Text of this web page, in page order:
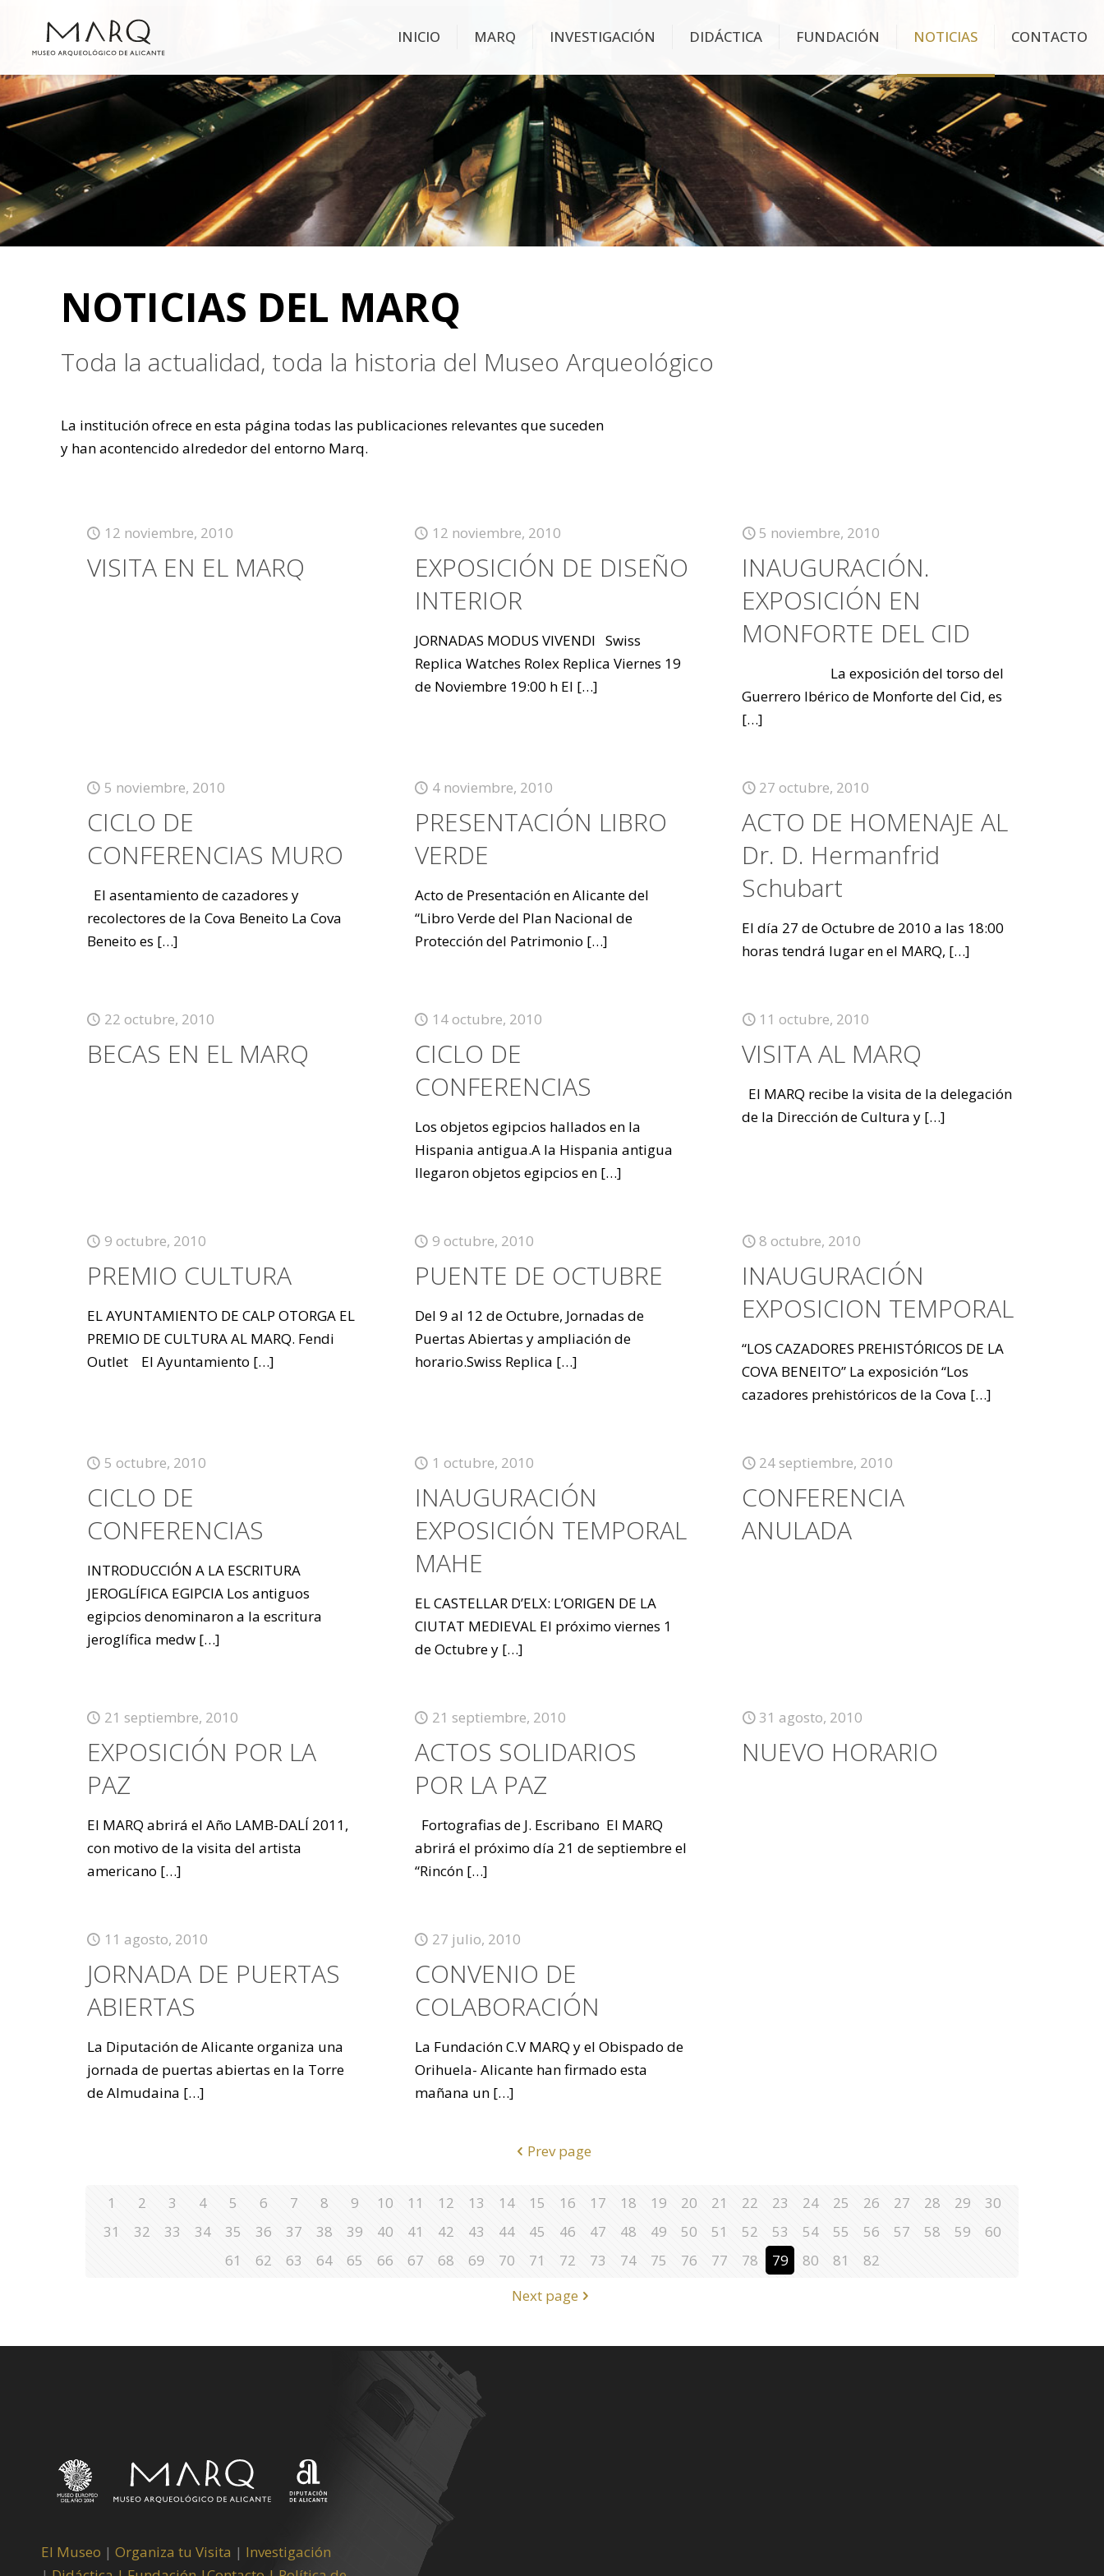
INICIO MARQ INVESTIGACIÓN DIDÁCTICA FUNDACIÓN NOTICIAS CONTACTO
NOTICIAS DEL MARQ
Toda la actualidad, toda la historia del Museo Arqueológico
La institución ofrece en esta página todas las publicaciones relevantes que suceden
y han acontencido alrededor del entorno Marq.
12 noviembre, 2010
VISITA EN EL MARQ
12 noviembre, 2010
EXPOSICIÓN DE DISEÑO
INTERIOR
JORNADAS MODUS VIVENDI Swiss
Replica Watches Rolex Replica Viernes 19
de Noviembre 19:00 h El […]
5 noviembre, 2010
INAUGURACIÓN.
EXPOSICIÓN EN
MONFORTE DEL CID
La exposición del torso del
Guerrero Ibérico de Monforte del Cid, es
[…]
5 noviembre, 2010
CICLO DE
CONFERENCIAS MURO
El asentamiento de cazadores y
recolectores de la Cova Beneito La Cova
Beneito es […]
4 noviembre, 2010
PRESENTACIÓN LIBRO
VERDE
Acto de Presentación en Alicante del
“Libro Verde del Plan Nacional de
Protección del Patrimonio […]
27 octubre, 2010
ACTO DE HOMENAJE AL
Dr. D. Hermanfrid
Schubart
El día 27 de Octubre de 2010 a las 18:00
horas tendrá lugar en el MARQ, […]
22 octubre, 2010
BECAS EN EL MARQ
14 octubre, 2010
CICLO DE
CONFERENCIAS
Los objetos egipcios hallados en la
Hispania antigua.A la Hispania antigua
llegaron objetos egipcios en[…]
11 octubre, 2010
VISITA AL MARQ
El MARQ recibe la visita de la delegación
de la Dirección de Cultura y […]
9 octubre, 2010
PREMIO CULTURA
EL AYUNTAMIENTO DE CALP OTORGA EL
PREMIO DE CULTURA AL MARQ. Fendi
Outlet El Ayuntamiento […]
9 octubre, 2010
PUENTE DE OCTUBRE
Del 9 al 12 de Octubre, Jornadas de
Puertas Abiertas y ampliación de
horario.Swiss Replica […]
8 octubre, 2010
INAUGURACIÓN
EXPOSICION TEMPORAL
“LOS CAZADORES PREHISTÓRICOS DE LA
COVA BENEITO” La exposición “Los
cazadores prehistóricos de la Cova […]
5 octubre, 2010
CICLO DE
CONFERENCIAS
INTRODUCCIÓN A LA ESCRITURA
JEROGLÍFICA EGIPCIA Los antiguos
egipcios denominaron a la escritura
jeroglífica medw[…]
1 octubre, 2010
INAUGURACIÓN
EXPOSICIÓN TEMPORAL
MAHE
EL CASTELLAR D’ELX: L’ORIGEN DE LA
CIUTAT MEDIEVAL El próximo viernes 1
de Octubre y[…]
24 septiembre, 2010
CONFERENCIA
ANULADA
21 septiembre, 2010
EXPOSICIÓN POR LA
PAZ
El MARQ abrirá el Año LAMB-DALÍ 2011,
con motivo de la visita del artista
americano […]
21 septiembre, 2010
ACTOS SOLIDARIOS
POR LA PAZ
Fortografias de J. Escribano El MARQ
abrirá el próximo día 21 de septiembre el
“Rincón[…]
31 agosto, 2010
NUEVO HORARIO
11 agosto, 2010
JORNADA DE PUERTAS
ABIERTAS
La Diputación de Alicante organiza una
jornada de puertas abiertas en la Torre
de Almudaina […]
27 julio, 2010
CONVENIO DE
COLABORACIÓN
La Fundación C.V MARQ y el Obispado de
Orihuela- Alicante han firmado esta
mañana un[…]
Prev page
1 2 3 4 5 6 7 8 9 10 11 12 13 14 15 16 17 18 19 20 21 22 23 24 25 26 27 28 29
30
31
32 33 34 35 36 37 38 39 40 41 42 43 44 45 46 47 48 49 50 51 52 53 54 55 56 57 58 59
60
61
62 63 64 65 66 67 68 69 70 71 72 73 74 75 76 77 78 79 80 81
82
Next page
El Museo | Organiza tu Visita | Investigación